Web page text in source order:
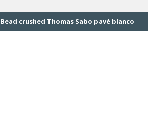
Bead crushed Thomas Sabo pavé blanco